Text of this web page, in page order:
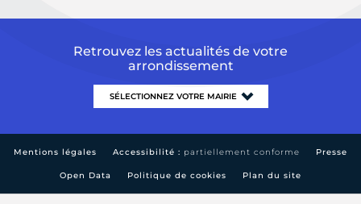
Retrouvez les actualités de votre
arrondissement
Mentions légales Accessibilité : partiellement conforme Presse
Open Data Politique de cookies Plan du site